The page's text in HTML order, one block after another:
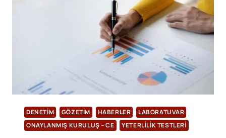
DENETIM GÖZETIM HABERLER
LABORATUVAR
ONAYLANMIŞ KURULUŞ – CE
YETERLILIK TESTLERI